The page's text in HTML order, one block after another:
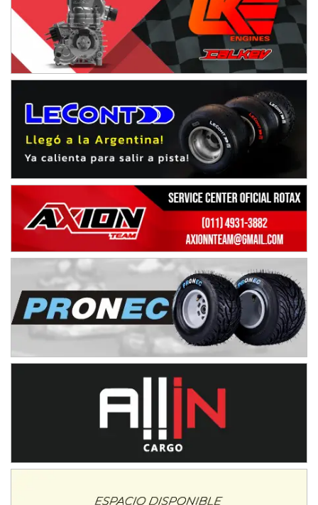
Hugo "Gato" Molini (Tierra)
Nogoyá (Entre Ríos)
RIOJANO - F6
Ciudad de La Rioja (Asfalto)
La Rioja (La Rioja)
PROKART NEUQUINO - F6
Autódromo de Neuquén (Asfalto)
Centenario (Neuquén)
CENTRO BONAERENSE - F6
25 de Mayo (Buenos Aires)